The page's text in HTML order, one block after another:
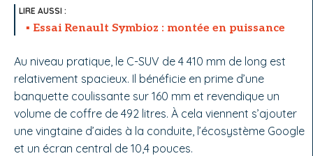
Essai Renault Symbioz : montée en puissance
Au niveau pratique, le C-SUV de 4 410 mm de long est
relativement spacieux. Il bénéficie en prime d’une
banquette coulissante sur 160 mm et revendique un
volume de coffre de 492 litres. À cela viennent s’ajouter
une vingtaine d’aides à la conduite, l’écosystème Google
et un écran central de 10,4 pouces.